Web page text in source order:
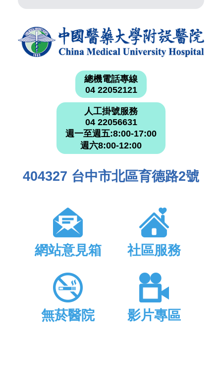
總機電話專線
04 22052121
人工掛號服務
04 22056631
週一至週五:8:00-17:00
週六8:00-12:00
404327 台中市北區育德路2號
網站意見箱 社區服務
無菸醫院 影片專區